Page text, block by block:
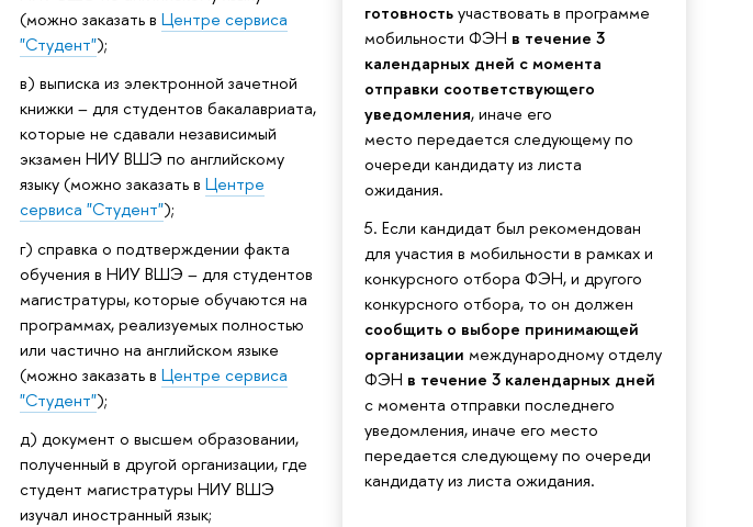
(можно заказать в Центре сервиса
"Студент");
в) выписка из электронной зачетной
книжки – для студентов бакалавриата,
которые не сдавали независимый
экзамен НИУ ВШЭ по английскому
языку (можно заказать в Центре
сервиса "Студент");
г) справка о подтверждении факта
обучения в НИУ ВШЭ – для студентов
магистратуры, которые обучаются на
программах, реализуемых полностью
или частично на английском языке
(можно заказать в Центре сервиса
"Студент");
д) документ о высшем образовании,
полученный в другой организации, где
студент магистратуры НИУ ВШЭ
изучал иностранный язык;
готовностьучаствовать в программе
мобильности ФЭН в течение 3
календарных дней с момента
отправки соответствующего
уведомления, иначе его
место передается следующему по
очереди кандидату из листа
ожидания.
5. Если кандидат был рекомендован
для участия в мобильности в рамках и
конкурсного отбора ФЭН, и другого
конкурсного отбора, то он должен
сообщить о выборе принимающей
организации международному отделу
ФЭН в течение 3 календарных дней
с момента отправки последнего
уведомления, иначе его место
передается следующему по очереди
кандидату из листа ожидания.